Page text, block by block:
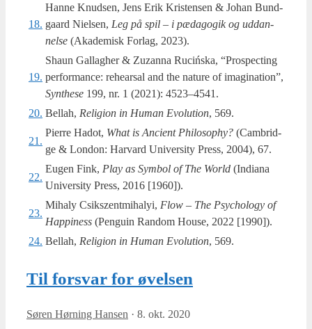
18.
Hanne Knud­sen, Jens Erik Kri­sten­sen & Johan Bund­
gaard Niel­sen, Leg på spil – i pæda­go­gik og uddan­
nel­se (Aka­de­misk For­lag, 2023).
19.
Shaun Gal­lag­her & Zuzan­na Rucińska, “Pro­specting
per­for­man­ce: rehear­sal and the natu­re of imag­i­na­tion”,
Synt­he­se 199, nr. 1 (2021): 4523–4541.
20. Bellah, Reli­gion in Human Evo­lu­tion, 569.
21.
Pierre Hadot, What is Anci­ent Phi­los­op­hy? (Cam­brid­
ge & Lon­don: Har­vard Uni­ver­si­ty Press, 2004), 67.
22.
Eugen Fink, Play as Sym­bol of The World (Indi­a­na
Uni­ver­si­ty Press, 2016 [1960]).
23.
Mihaly Csikszent­mi­ha­lyi, Flow – The Psy­cho­lo­gy of
Hap­pi­ness (Pengu­in Ran­dom Hou­se, 2022 [1990]).
24. Bellah, Reli­gion in Human Evo­lu­tion, 569.
Til forsvar for øvelsen
Søren Hørning Hansen · 8. okt. 2020